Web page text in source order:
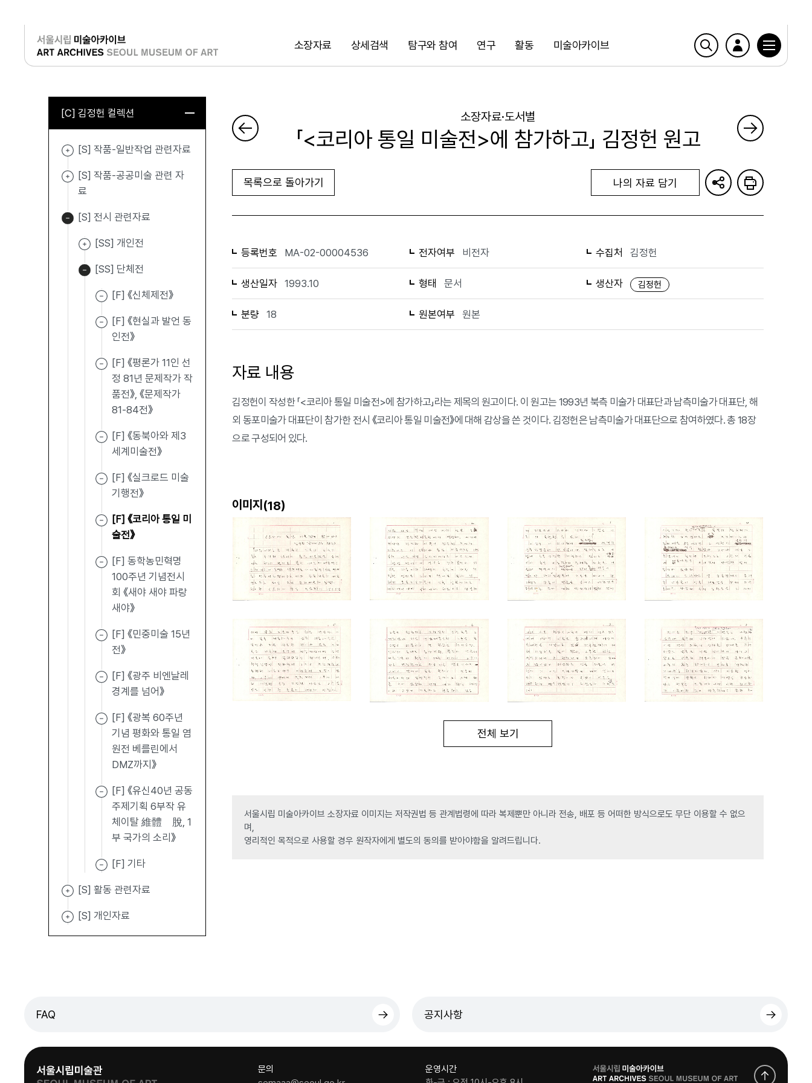
소장자료 상세검색 탐구와 참여 연구 활동 미술아카이브
검색
로그인
[C] 김정헌 컬렉션
[S] 작품-일반작업 관련자료
[S] 작품-공공미술 관련 자
료
[S] 전시 관련자료
[SS] 개인전
[SS] 단체전
[F] 《신체제전》
[F] 《현실과 발언 동
인전》
[F] 《평론가 11인 선
정 81년 문제작가 작
품전》, 《문제작가
81-84전》
[F] 《동북아와 제3
세계미술전》
[F] 《실크로드 미술
기행전》
[F] 《코리아 통일 미
술전》
[F] 동학농민혁명
100주년 기념전시
회 《새야 새야 파랑
새야》
[F] 《민중미술 15년
전》
[F] 《광주 비엔날레
경계를 넘어》
[F] 《광복 60주년
기념 평화와 통일 염
원전 베를린에서
DMZ까지》
[F] 《유신40년 공동
주제기획 6부작 유
체이탈 維體離脫, 1
부 국가의 소리》
[F] 기타
[S] 활동 관련자료
[S] 개인자료
소장자료·도서별
「<코리아 통일 미술전>에 참가하고」 김정헌 원고
목록으로 돌아가기 나의 자료 담기
등록번호 MA-02-00004536 전자여부 비전자 수집처 김정헌
생산일자 1993.10 형태 문서 생산자 김정헌
분량 18 원본여부 원본
자료 내용
김정헌이 작성한 「<코리아 통일 미술전>에 참가하고」라는 제목의 원고이다. 이 원고는 1993년 북측 미술가 대표단과 남측미술가 대표단, 해
외 동포미술가 대표단이 참가한 전시 《코리아 통일 미술전》에 대해 감상을 쓴 것이다. 김정헌은 남측미술가 대표단으로 참여하였다. 총 18장
으로 구성되어 있다.
이미지(18)
전체 보기
서울시립 미술아카이브 소장자료 이미지는 저작권법 등 관계법령에 따라 복제뿐만 아니라 전송, 배포 등 어떠한 방식으로도 무단 이용할 수 없으
며,
영리적인 목적으로 사용할 경우 원작자에게 별도의 동의를 받아야함을 알려드립니다.
FAQ 공지사항
문의
운영시간
로
고